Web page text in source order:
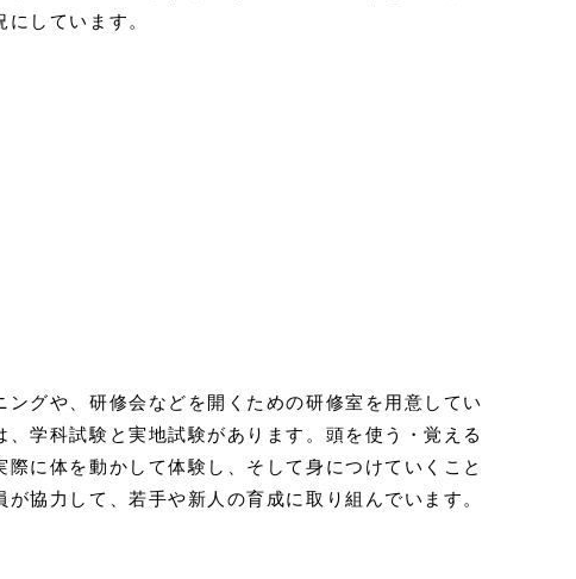
しています。
ングや、研修会などを開くための研修室を用意してい
、学科試験と実地試験があります。頭を使う・覚える
際に体を動かして体験し、そして身につけていくこと
が協力して、若手や新人の育成に取り組んでいます。